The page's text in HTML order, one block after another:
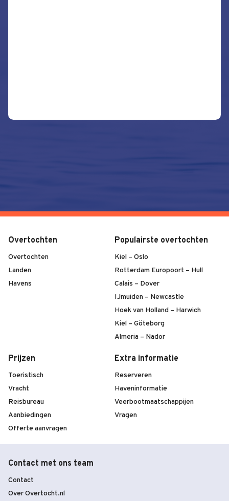
Overtochten
Overtochten
Landen
Havens
Populairste overtochten
Kiel – Oslo
Rotterdam Europoort – Hull
Calais – Dover
IJmuiden – Newcastle
Hoek van Holland – Harwich
Kiel – Göteborg
Almeria – Nador
Prijzen
Toeristisch
Vracht
Reisbureau
Aanbiedingen
Offerte aanvragen
Extra informatie
Reserveren
Haveninformatie
Veerbootmaatschappijen
Vragen
Contact met ons team
Contact
Over Overtocht.nl